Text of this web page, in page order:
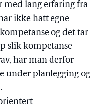
med lang erfaring fra
ikke hatt egne
og det tar
slik kompetanse
har man derfor
under planlegging og